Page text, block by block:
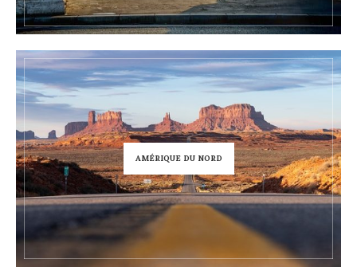
AMÉRIQUE DU NORD